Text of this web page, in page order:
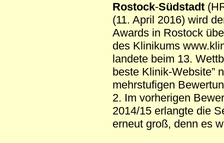
Rostock-Südstadt
(11. April 2016) wird
Awards in Rostock
des Klinikums
landete beim 13.
beste Klinik-Website”
mehrstufigen
2. Im vorherigen
2014/15 erlangte die
erneut groß, denn es